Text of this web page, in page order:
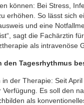
können: Bei Stress,
erhöhen. So lässt sich
und eine
sagt die Fachärztin
als intravenöse
den Tagesrhythmus
in der Therapie: Seit
Es soll den
als